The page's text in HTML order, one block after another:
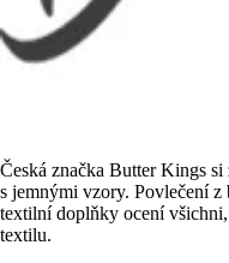
Česká značka Butter Kings si
s jemnými vzory. Povlečení z
textilní doplňky ocení
textilu.